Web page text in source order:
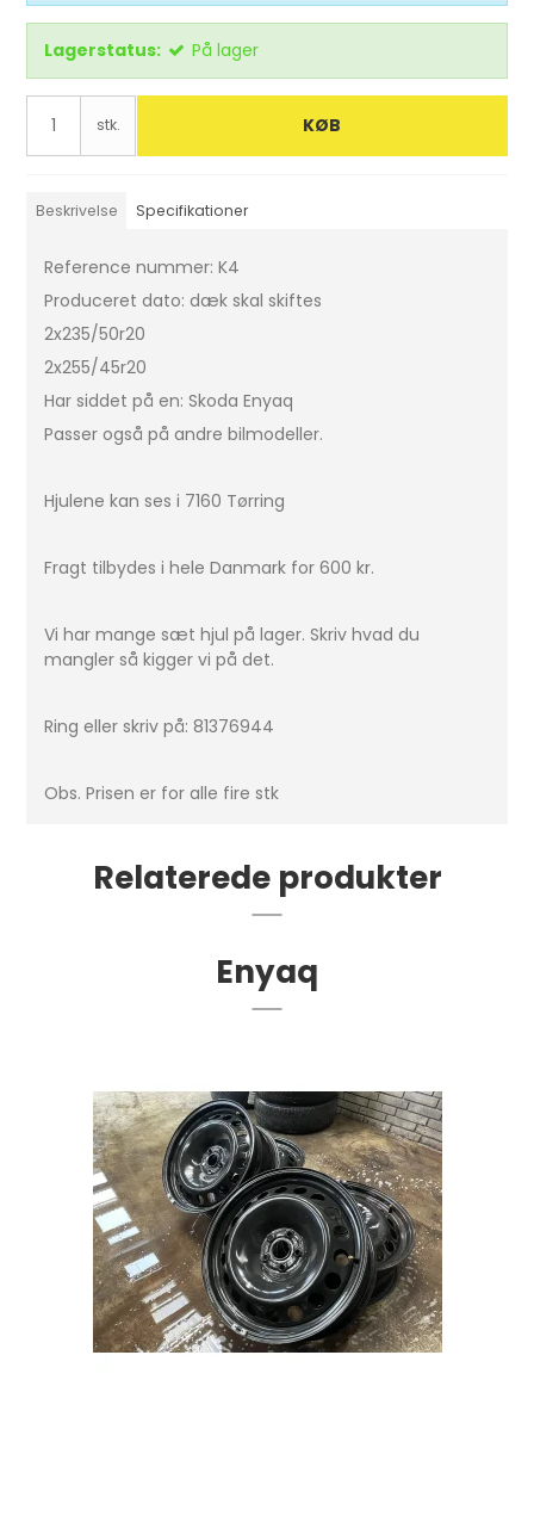
Lagerstatus: På lager
stk. KØB
Beskrivelse Specifikationer
Reference nummer: K4
Produceret dato: dæk skal skiftes
2x235/50r20
2x255/45r20
Har siddet på en: Skoda Enyaq
Passer også på andre bilmodeller.
Hjulene kan ses i 7160 Tørring
Fragt tilbydes i hele Danmark for 600 kr.
Vi har mange sæt hjul på lager. Skriv hvad du
mangler så kigger vi på det.
Ring eller skriv på: 81376944
Obs. Prisen er for alle fire stk
Relaterede produkter
Enyaq